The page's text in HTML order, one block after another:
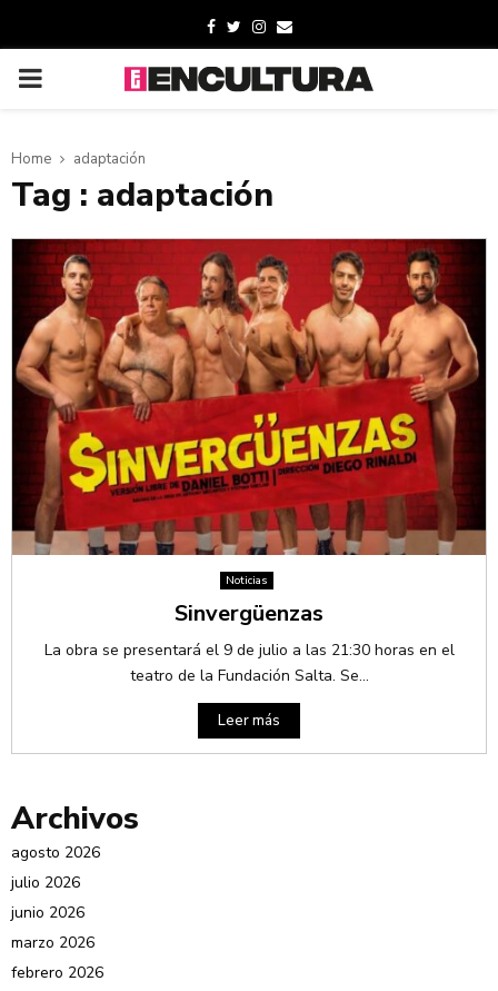
Home adaptación
Tag : adaptación
Noticias
Sinvergüenzas
La obra se presentará el 9 de julio a las 21:30 horas en el
teatro de la Fundación Salta. Se...
Leer más
Archivos
agosto 2026
julio 2026
junio 2026
marzo 2026
febrero 2026